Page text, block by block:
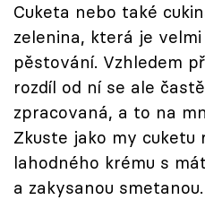
Sledujte prima+
Přihlášení
Sledujte nás
Cuketa nebo také
zelenina, která je
pěstování. Vzhledem
rozdíl od ní se ale
zpracovaná, a to na
Zkuste jako my cuketu
lahodného krému s
a zakysanou